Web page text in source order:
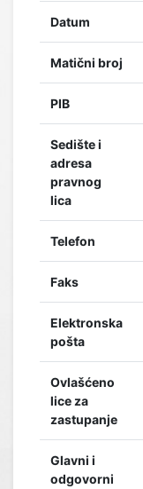
Datum
Matični broj
PIB
Sedište i
adresa
pravnog
lica
Telefon
Faks
Elektronska
pošta
Ovlašćeno
lice za
zastupanje
Glavni i
odgovorni